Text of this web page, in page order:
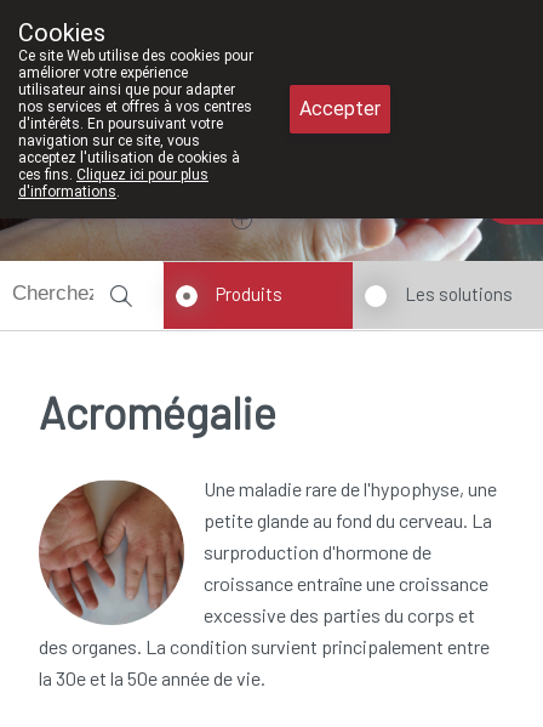
011/610300
Aujourd'hui A présent
Produits Les solutions
Acromégalie
Une maladie rare de l'hypophyse, une
petite glande au fond du cerveau. La
surproduction d'hormone de
croissance entraîne une croissance
excessive des parties du corps et
des organes. La condition survient principalement entre
la 30e et la 50e année de vie.
Cookies
Ce site Web utilise des cookies pour
améliorer votre expérience
utilisateur ainsi que pour adapter
nos services et offres à vos centres
d'intérêts. En poursuivant votre
navigation sur ce site, vous
acceptez l'utilisation de cookies à
ces fins. Cliquez ici pour plus
d'informations.
Accepter